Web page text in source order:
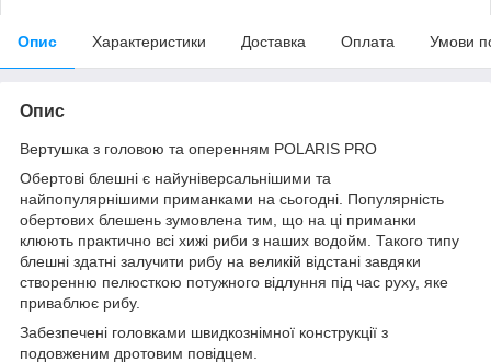
Опис Характеристики Доставка Оплата Умови
Опис
Вертушка з головою та оперенням POLARIS PRO
Обертові блешні є найуніверсальнішими та
найпопулярнішими приманками на сьогодні. Популярність
обертових блешень зумовлена тим, що на ці приманки
клюють практично всі хижі риби з наших водойм. Такого типу
блешні здатні залучити рибу на великій відстані завдяки
створенню пелюсткою потужного відлуння під час руху, яке
приваблює рибу.
Забезпечені головками швидкознімної конструкції з
подовженим дротовим повідцем.